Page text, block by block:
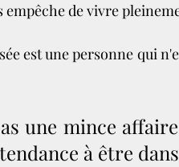
de vivre
est une personne qui
une mince
à être